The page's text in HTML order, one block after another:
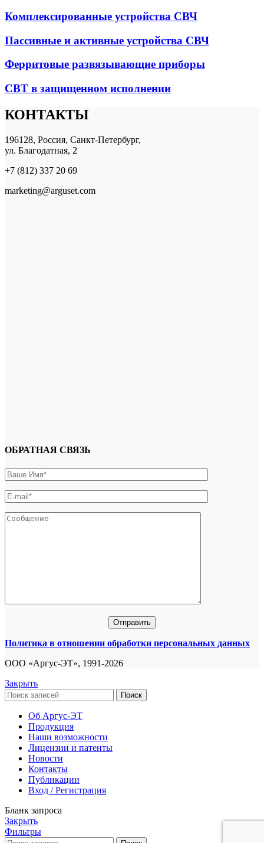
Комплексированные устройства СВЧ
Пассивные и активные устройства СВЧ
Ферритовые развязывающие приборы
СВТ в защищенном исполнении
КОНТАКТЫ
196128, Россия, Санкт-Петербург,
ул. Благодатная, 2
+7 (812) 337 20 69
marketing@arguset.com
ОБРАТНАЯ СВЯЗЬ
Политика в отношении обработки персональных данных
ООО «Аргус-ЭТ», 1991-2026
Закрыть
Поиск
Об Аргус-ЭТ
Продукция
Наши возможности
Лицензии и патенты
Новости
Контакты
Публикации
Вход / Регистрация
Бланк запроса
Закрыть
Фильтры